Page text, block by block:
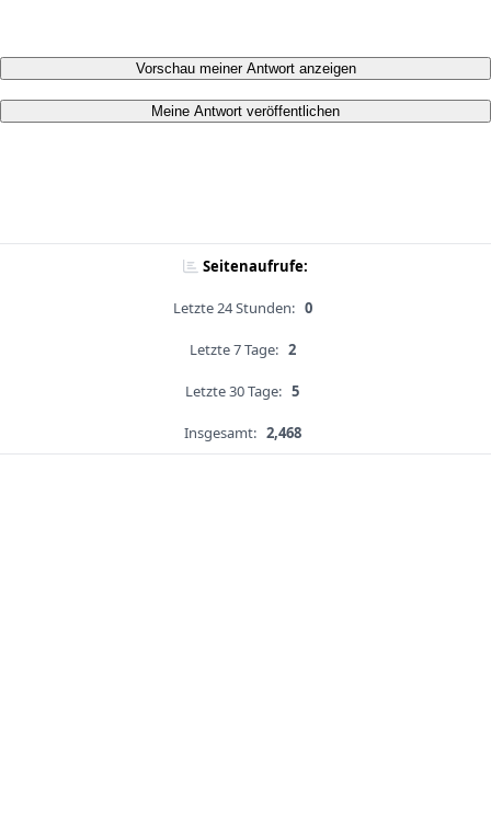
Vorschau meiner Antwort anzeigen
Meine Antwort veröffentlichen
Seitenaufrufe:
Letzte 24 Stunden: 0
Letzte 7 Tage: 2
Letzte 30 Tage: 5
Insgesamt: 2,468